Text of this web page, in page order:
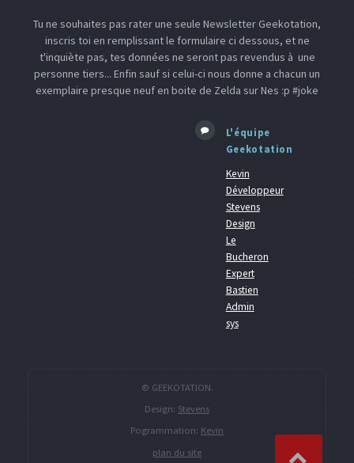
Tu ne souhaites pas rater une seule Newsletter Geekotation,
inscris toi en remplissant le formulaire ci dessous, et ne
t'inquiète pas, tes données ne seront pas revendus à une
personne tiers... Enfin sauf si celui-ci nous donne a chacun un
exemplaire presque neuf en boite de Zelda sur Nes :p #joke
L'équipe
Geekotation
Kevin
Développeur
Stevens
Design
Le
Bucheron
Expert
Bastien
Admin
sys
© GEEKOTATION.
Design: Stevens
Pogrammation: Kevin
plan du site